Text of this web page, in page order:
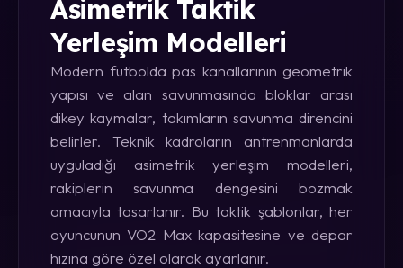
Asimetrik Taktik
Yerleşim Modelleri
Modern futbolda pas kanallarının geometrik
yapısı ve alan savunmasında bloklar arası
dikey kaymalar, takımların savunma direncini
belirler. Teknik kadroların antrenmanlarda
uyguladığı asimetrik yerleşim modelleri,
rakiplerin savunma dengesini bozmak
amacıyla tasarlanır. Bu taktik şablonlar, her
oyuncunun VO2 Max kapasitesine ve depar
hızına göre özel olarak ayarlanır.